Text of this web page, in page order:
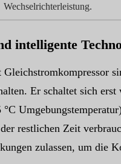
Wechselrichterleistung.
intelligente
Er schaltet sich
restlichen Zeit
zulassen, um die